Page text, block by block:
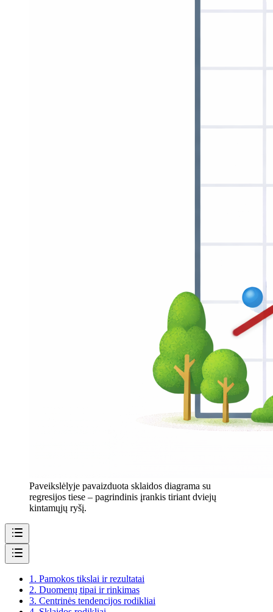
Paveikslėlyje pavaizduota sklaidos diagrama su
regresijos tiese – pagrindinis įrankis tiriant dviejų
kintamųjų ryšį.
1. Pamokos tikslai ir rezultatai
2. Duomenų tipai ir rinkimas
3. Centrinės tendencijos rodikliai